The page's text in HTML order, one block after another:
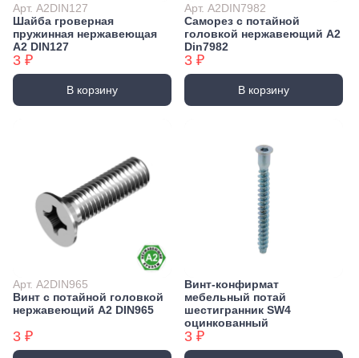
Арт. А2DIN127
Шайба гроверная
пружинная нержавеющая
А2 DIN127
3 ₽
В корзину
Арт. А2DIN7982
Саморез с потайной
головкой нержавеющий А2
Din7982
3 ₽
В корзину
Арт. А2DIN965
Винт с потайной головкой
нержавеющий А2 DIN965
3 ₽
Винт-конфирмат
мебельный потай
шестигранник SW4
оцинкованный
3 ₽